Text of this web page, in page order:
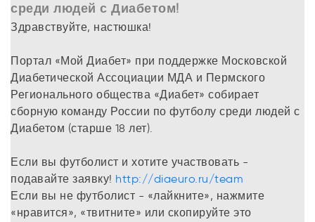
среди людей с Диабетом!
Здравствуйте, настюшка!
Портал «Мой Диабет» при поддержке Московской
Диабетической Ассоциации МДА и Пермского
Регионального общества «Диабет» собирает
сборную команду России по футболу среди людей с
Диабетом (старше 18 лет).
Если вы футболист и хотите участвовать -
подавайте заявку! http://diaeuro.ru/team
Если вы не футболист - «лайкните», нажмите
«нравится», «твитните» или скопируйте это